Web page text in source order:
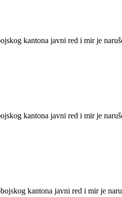
kantona javni red i mir je
kantona javni red i mir je
kantona javni red i mir je